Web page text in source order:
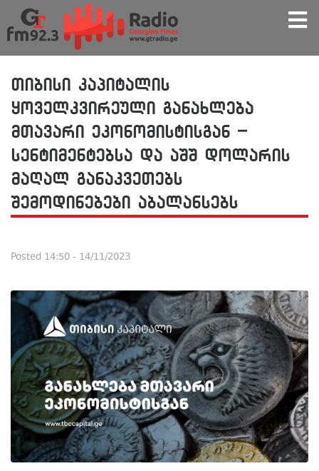
თიბისი კაპიტალის
ყოველკვირეული განახლება
მთავარი ეკონომისტისგან –
სენტიმენტებსა და აშშ დოლარის
მაღალ განაკვეთებს
შემოდინებები აბალანსებს
Posted 14:50 - 14/11/2023